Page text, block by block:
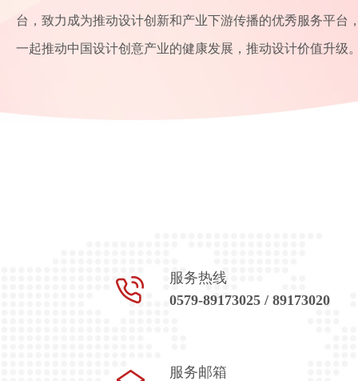
台，致力成为推动设计创新和产业下游传播的优秀服务平台
一起推动中国设计创意产业的健康发展，推动设计价值升级
服务热线
0579-89173025 / 89173020
服务邮箱